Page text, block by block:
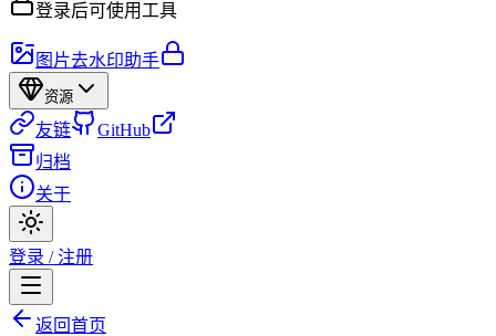
登录后可使用工具
图片去水印助手
资源
友链
GitHub
归档
关于
登录 / 注册
返回首页